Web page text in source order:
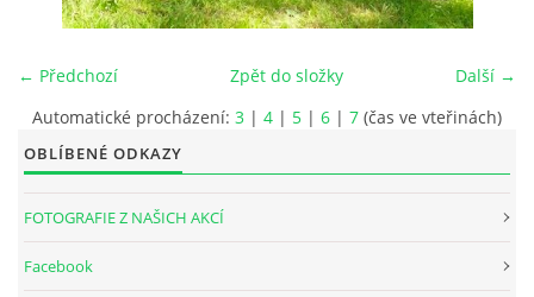
← Předchozí Další →
Zpět do složky
Automatické procházení: 3 | 4 | 5 | 6 | 7 (čas ve vteřinách)
OBLÍBENÉ ODKAZY
FOTOGRAFIE Z NAŠICH AKCÍ
Facebook